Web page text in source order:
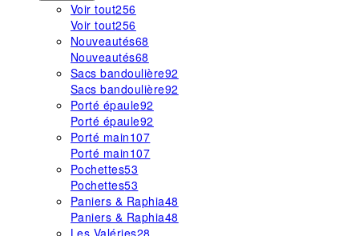
Voir tout256
Voir tout256
Nouveautés68
Nouveautés68
Sacs bandoulière92
Sacs bandoulière92
Porté épaule92
Porté épaule92
Porté main107
Porté main107
Pochettes53
Pochettes53
Paniers & Raphia48
Paniers & Raphia48
Les Valéries28